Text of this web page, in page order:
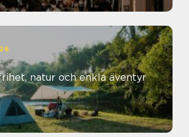
frihet, natur och enkla äventyr